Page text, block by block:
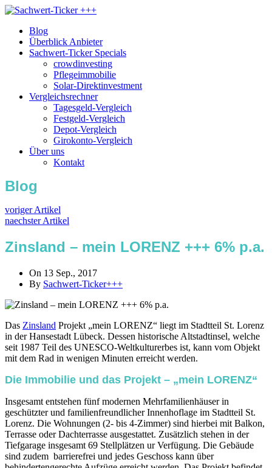
Blog
Überblick Anbieter
Sachwert-Ticker Specials
crowdinvesting
Pflegeimmobilie
Solar-Direktinvestment
Vergleichsrechner
Tagesgeld-Vergleich
Festgeld-Vergleich
Depot-Vergleich
Girokonto-Vergleich
Über uns
Kontakt
Blog
voriger Artikel
naechster Artikel
Zinsland – mein LORENZ +++ 6% p.a.
On 13 Sep., 2017
By Sachwert-Ticker+++
Das Zinsland Projekt „mein LORENZ“ liegt im Stadtteil St. Lorenz
in der Hansestadt Lübeck. Dessen historische Altstadtinsel, welche
seit 1987 Teil des UNESCO-Weltkulturerbes ist, kann vom Objekt
mit dem Rad in wenigen Minuten erreicht werden.
Die Immobilie und das Projekt – „mein LORENZ“
Insgesamt entstehen fünf modernen Mehrfamilienhäuser in
geschützter und familienfreundlicher Innenhoflage im Stadtteil St.
Lorenz. Die Wohnungen (2- bis 4-Zimmer) sind hierbei mit Balkon,
Terrasse oder Dachterrasse ausgestattet. Zusätzlich stehen in der
Tiefgarage insgesamt 69 Stellplätzen ur Verfügung. Die Gebäude
sind zudem barrierefrei und jedes Geschoss kann über